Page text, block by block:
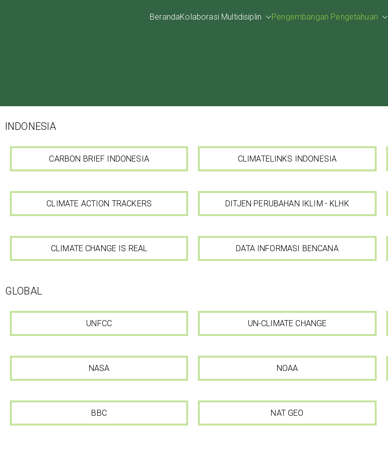
BerandaKolaborasi Multidisiplin Pengembangan Pengetahuan
INDONESIA
CARBON BRIEF INDONESIA CLIMATELINKS INDONESIA
CLIMATE ACTION TRACKERS DITJEN PERUBAHAN IKLIM - KLHK
CLIMATE CHANGE IS REAL DATA INFORMASI BENCANA
GLOBAL
UNFCC UN-CLIMATE CHANGE
NASA NOAA
BBC NAT GEO